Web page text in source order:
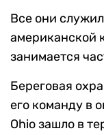
Все они
американской
занимается
Береговая
его команду в
Ohio зашло в